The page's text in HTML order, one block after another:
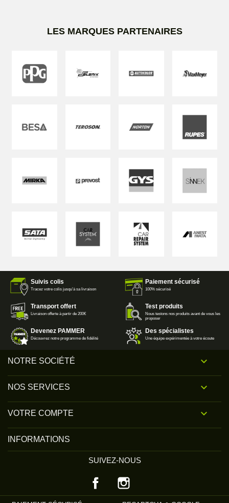
LES MARQUES PARTENAIRES
Suivis colis
Tracez votre colis jusqu'à sa livraison
Paiement sécurisé
100% sécurisé
Transport offert
Livraison offerte à partir de 200€
Test produits
Nous testons nos produits avant de vous les
proposer
Devenez PAMMER
Découvrez notre programme de fidélité
Des spécialistes
Une équipe expérimentée à votre écoute
NOTRE SOCIÉTÉ 
NOS SERVICES 
VOTRE COMPTE 
INFORMATIONS
SUIVEZ-NOUS
Facebook